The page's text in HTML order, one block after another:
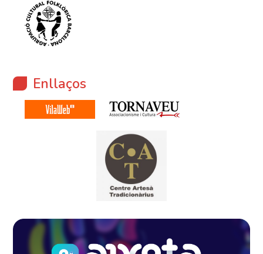
Enllaços